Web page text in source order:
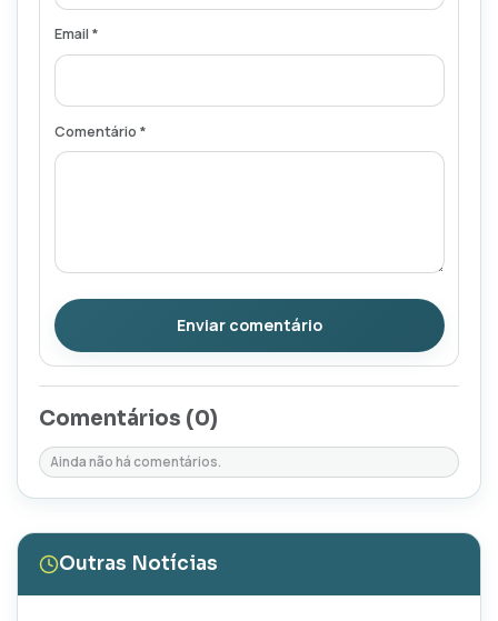
Email *
Comentário *
Enviar comentário
Comentários (0)
Ainda não há comentários.
Outras Notícias